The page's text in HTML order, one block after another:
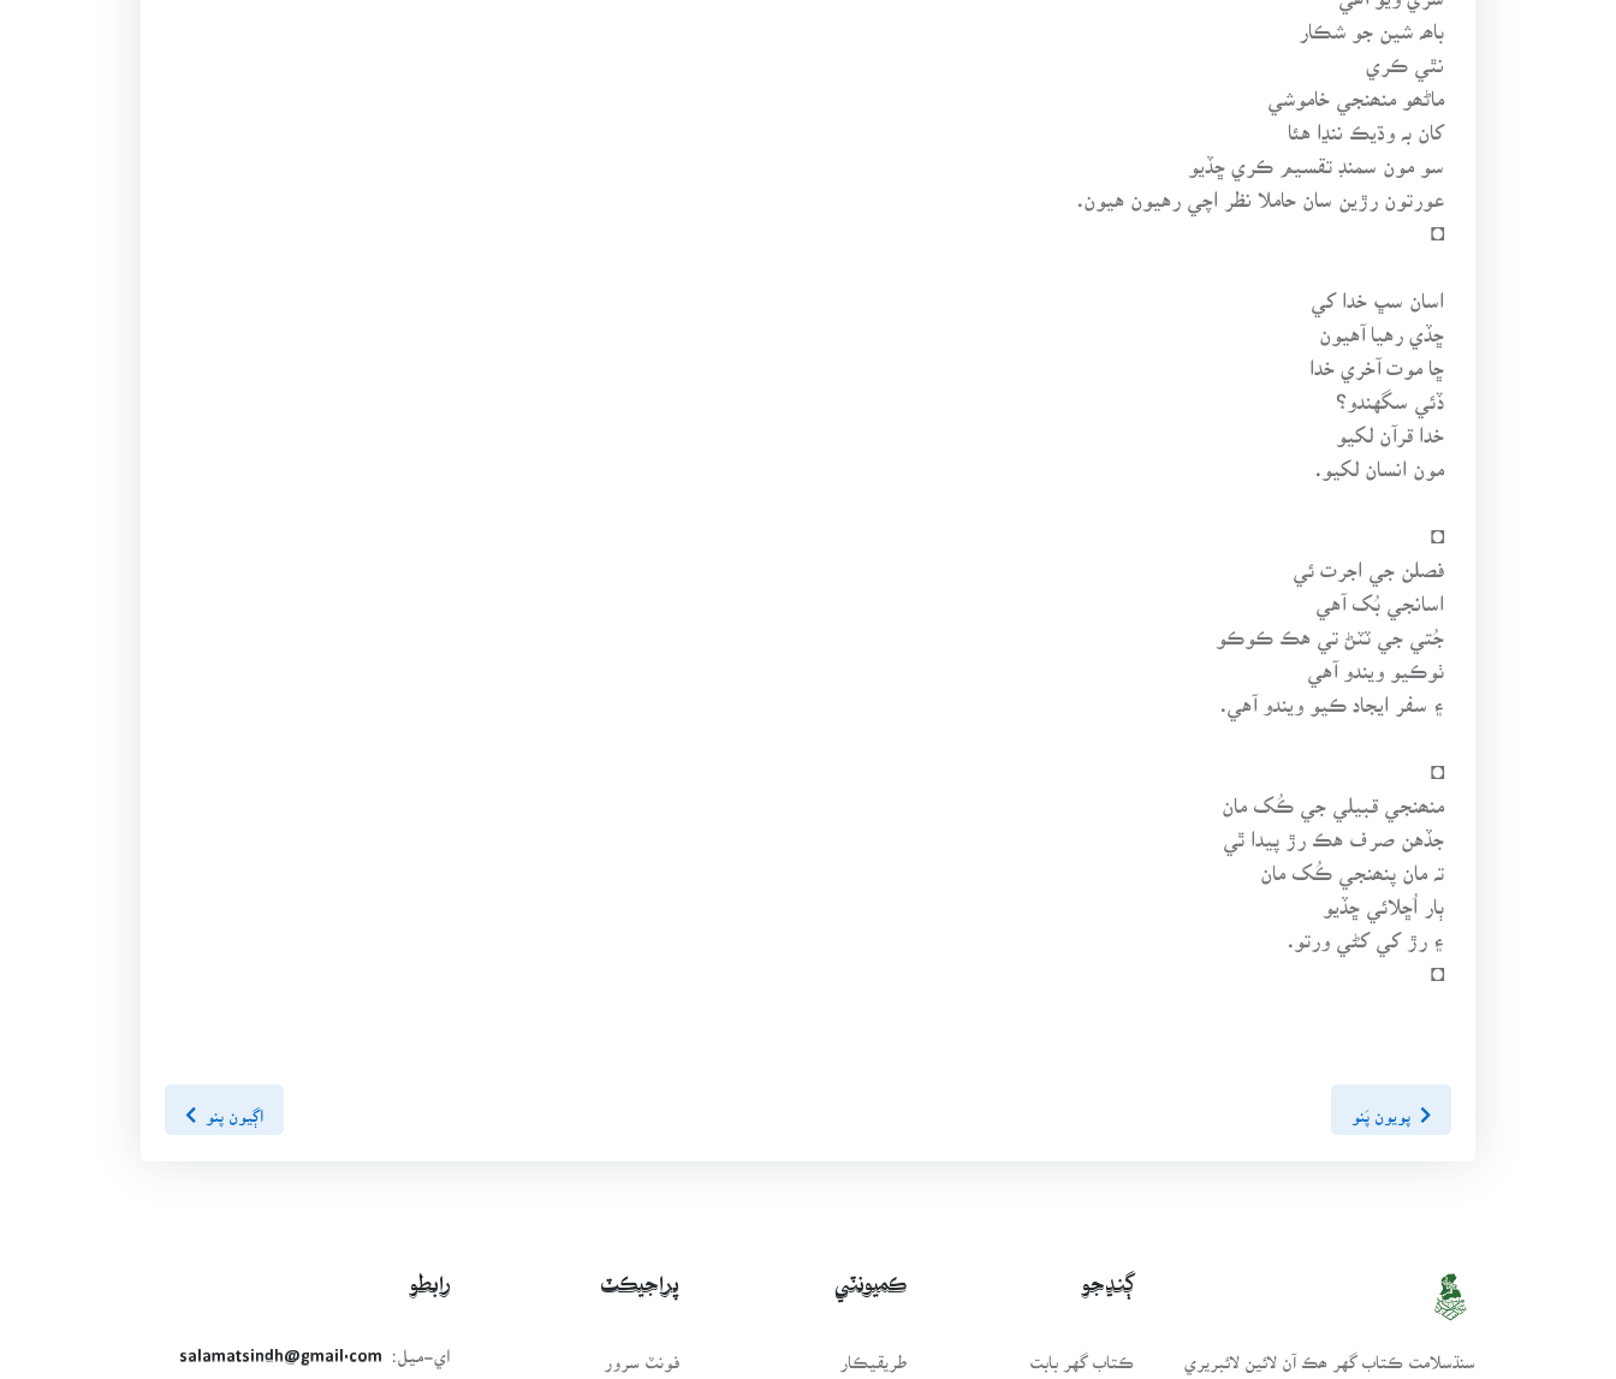
باھہ شين جو شڪار
ماڻھو منھنجي خاموشي
کان بہ وڌيڪ ننڍا هئا
سو مون سمنڊ تقسيم ڪري ڇڏيو
عورتون رڙين سان حاملا نظر اچي رهيون هيون.
اسان سڀ خدا کي
ڇڏي رهيا آهيون
ڇا موت آخري خدا
ڏئي سگهندو؟
خدا قرآن لکيو
مون انسان لکيو.
فصلن جي اجرت ئي
اسانجي بُک آهي
جُتي جي ٽٽڻ تي هڪ ڪوڪو
ٺوڪيو ويندو آهي
۽ سفر ايجاد ڪيو ويندو آهي.
منھنجي قبيلي جي ڪُک مان
جڏهن صرف هڪ رڙ پيدا ٿي
تہ مان پنھنجي ڪُک مان
ٻار اُڇلائي ڇڏيو
۽ رڙ کي کڻي ورتو.
پويون پَنو اڳيون پنو
سنڌسلامت ڪتاب گهر ھڪ آن لائين لائبريري
ڳنڍجو
ڪتاب گهر بابت
ڪميونٽي
طريقيڪار
پراجيڪٽ
فونٽ سرور
رابطو
اي-ميل:
salamatsindh@gmail.com